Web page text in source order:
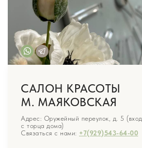
САЛОН КРАСОТЫ
М. МАЯКОВСКАЯ
Адрес: Оружейный переулок, д. 5 (вход
с торца дома)
Связаться с нами: +7(929)543-64-00